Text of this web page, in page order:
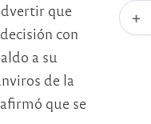
que
con
a su
de la
que se
+